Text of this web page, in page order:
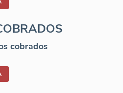
cobrados